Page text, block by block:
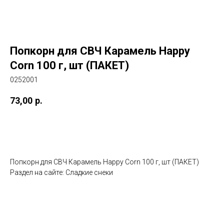
Попкорн для СВЧ Карамель Happy
Corn 100 г, шт (ПАКЕТ)
0252001
73,00 р.
Попкорн для СВЧ Карамель Happy Corn 100 г, шт (ПАКЕТ)
Раздел на сайте: Сладкие снеки